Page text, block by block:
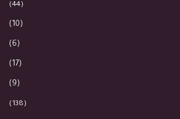
(44)
(10)
(6)
(17)
(9)
(138)